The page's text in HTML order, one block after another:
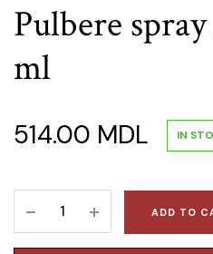
Pulbere
ml
514.00 MDL IN
spray
Akileine
ADD TO